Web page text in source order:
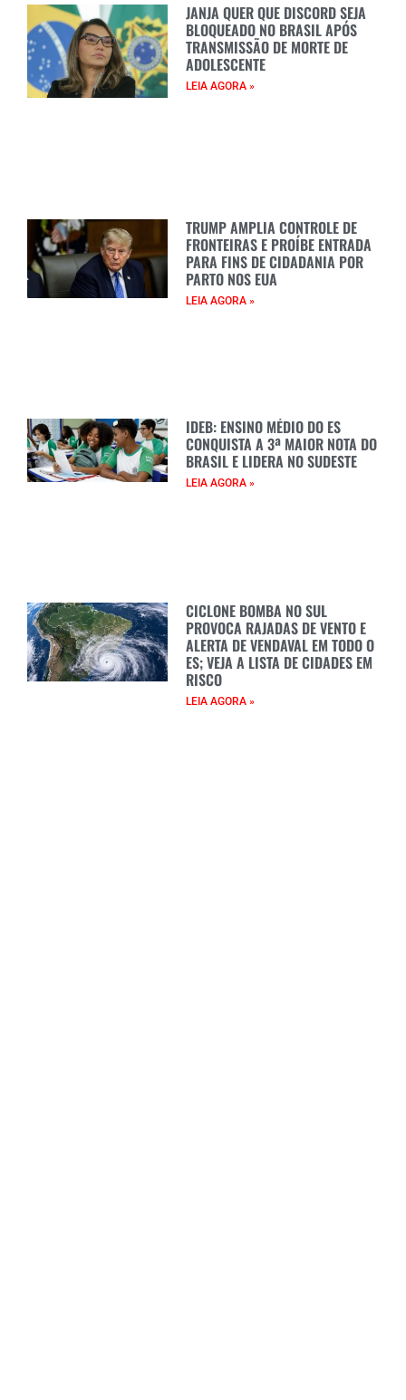
JANJA QUER QUE DISCORD SEJA
BLOQUEADO NO BRASIL APÓS
TRANSMISSÃO DE MORTE DE
ADOLESCENTE
LEIA AGORA »
TRUMP AMPLIA CONTROLE DE
FRONTEIRAS E PROÍBE ENTRADA
PARA FINS DE CIDADANIA POR
PARTO NOS EUA
LEIA AGORA »
IDEB: ENSINO MÉDIO DO ES
CONQUISTA A 3ª MAIOR NOTA DO
BRASIL E LIDERA NO SUDESTE
LEIA AGORA »
CICLONE BOMBA NO SUL
PROVOCA RAJADAS DE VENTO E
ALERTA DE VENDAVAL EM TODO O
ES; VEJA A LISTA DE CIDADES EM
RISCO
LEIA AGORA »